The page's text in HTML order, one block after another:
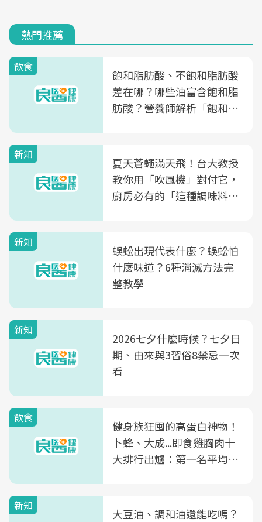
熱門推薦
飲食
飽和脂肪酸、不飽和脂肪酸
差在哪？哪些油富含飽和脂
肪酸？營養師解析「飽和脂
新知
夏天蒼蠅滿天飛！台大教授
教你用「吹風機」對付它，
廚房必有的「這種調味料」
新知
蜈蚣出現代表什麼？蜈蚣怕
什麼味道？6種消滅方法完
整教學
新知
2026七夕什麼時候？七夕日
期、由來與3習俗8禁忌一次
看
飲食
健身族狂囤的高蛋白神物！
卜蜂、大成...即食雞胸肉十
大排行出爐：第一名平均一
新知
大豆油、調和油還能吃嗎？